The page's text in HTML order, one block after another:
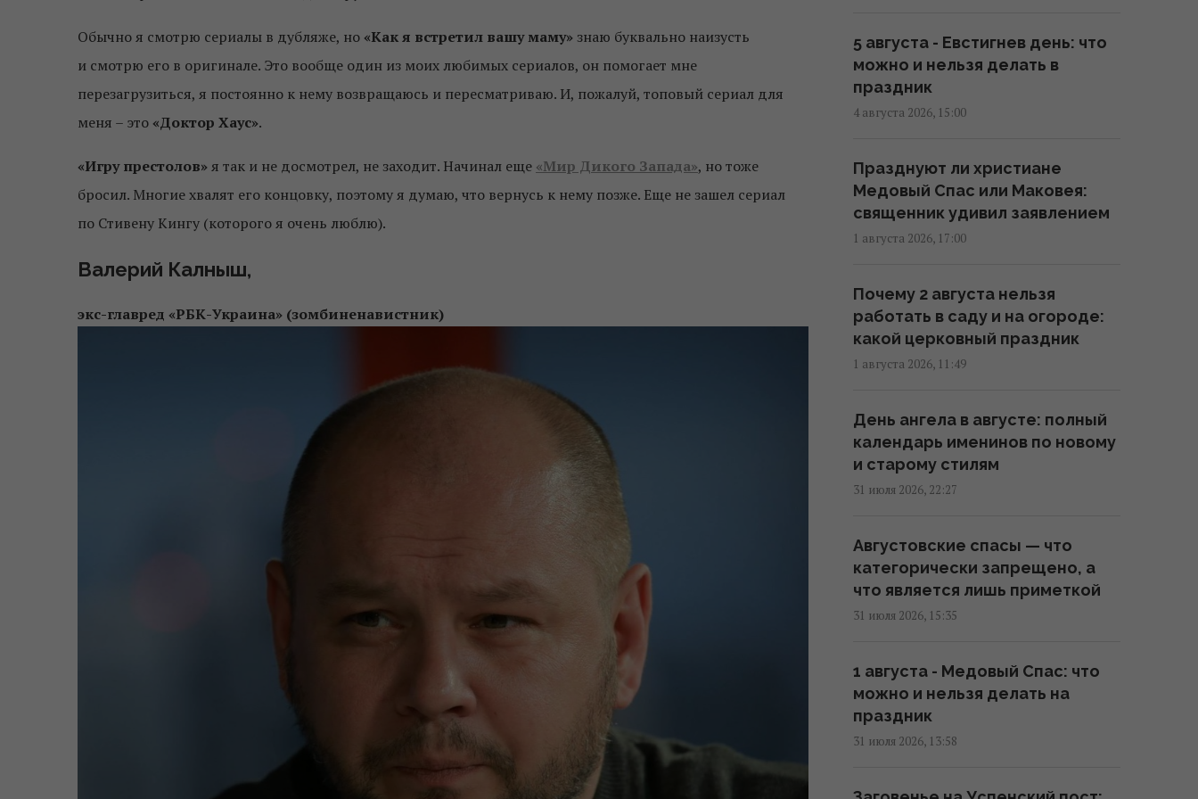
Обычно я смотрю сериалы в дубляже, но «Как я встретил вашу маму» знаю буквально наизусть
и смотрю его в оригинале. Это вообще один из моих любимых сериалов, он помогает мне
перезагрузиться, я постоянно к нему возвращаюсь и пересматриваю. И, пожалуй, топовый сериал для
меня – это «Доктор Хаус».
«Игру престолов»я так и не досмотрел, не заходит. Начинал еще «Мир Дикого Запада», но тоже
бросил. Многие хвалят его концовку, поэтому я думаю, что вернусь к нему позже. Еще не зашел сериал
по Стивену Кингу (которого я очень люблю).
Валерий Калныш,
экс-главред «РБК-Украина» (зомбиненавистник)
Синоптик сообщила об
окончании аномальной жары:
где первыми почувствуют
6 августа жара в Киеве
достигнет апогея: разогреет
Магнитные бури 6-8 августа:
когда ждать нового удара
6 августа пекло в Украине
достигнет максимума (карта)
Глобальное потепление может
превысить критический порог
уже в ближайшие месяцы, –
Эль-Ниньо может привести к
голоду в 45 странах: в ООН
5 августа - Евстигнев день: что
можно и нельзя делать в
праздник
4 августа 2026, 15:00
Празднуют ли христиане
Медовый Спас или Маковея:
священник удивил заявлением
1 августа 2026, 17:00
Почему 2 августа нельзя
работать в саду и на огороде:
какой церковный праздник
1 августа 2026, 11:49
День ангела в августе: полный
календарь именинов по новому
и старому стилям
31 июля 2026, 22:27
Августовские спасы — что
категорически запрещено, а
что является лишь приметкой
31 июля 2026, 15:35
1 августа - Медовый Спас: что
можно и нельзя делать на
праздник
31 июля 2026, 13:58